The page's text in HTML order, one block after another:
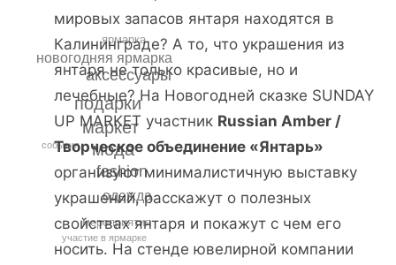
маркет
подарки
мода
fashion
аксессуары
новогодняя ярмарка
одежда
ярмарка
мероприятия
события
участие в ярмарке
мировых запасов янтаря находятся в
Калининграде? А то, что украшения из
янтаря не только красивые, но и
лечебные? На Новогодней сказке SUNDAY
UP MARKET участник Russian Amber /
Творческое объединение «Янтарь»
организуют минималистичную выставку
украшений, расскажут о полезных
свойствах янтаря и покажут с чем его
носить. На стенде ювелирной компании